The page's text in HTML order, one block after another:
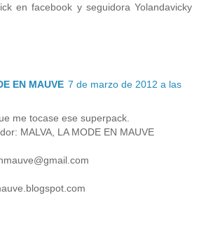
en facebook y seguidora Yolandavicky
EN MAUVE 7 de marzo de 2012 a las
me tocase ese superpack.
MALVA, LA MODE EN MAUVE